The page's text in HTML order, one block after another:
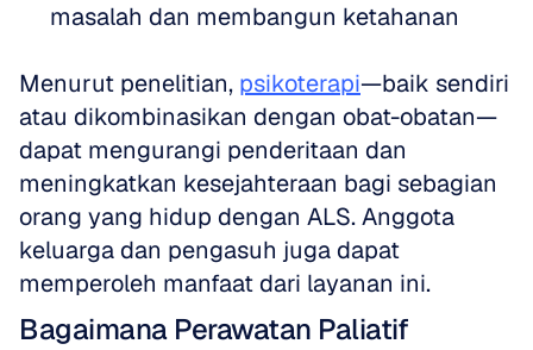
masalah dan membangun ketahanan
Menurut penelitian, psikoterapi—baik sendiri
atau dikombinasikan dengan obat-obatan—
dapat mengurangi penderitaan dan
meningkatkan kesejahteraan bagi sebagian
orang yang hidup dengan ALS. Anggota
keluarga dan pengasuh juga dapat
memperoleh manfaat dari layanan ini.
Bagaimana Perawatan Paliatif